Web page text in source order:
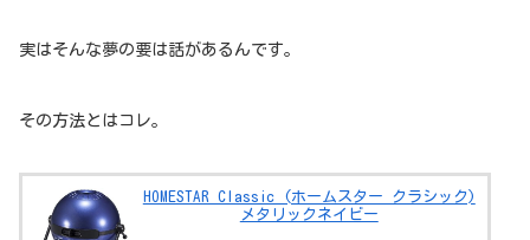
実はそんな夢の要は話があるんです。
その方法とはコレ。
HOMESTAR Classic (ホームスター クラシック)
メタリックネイビー